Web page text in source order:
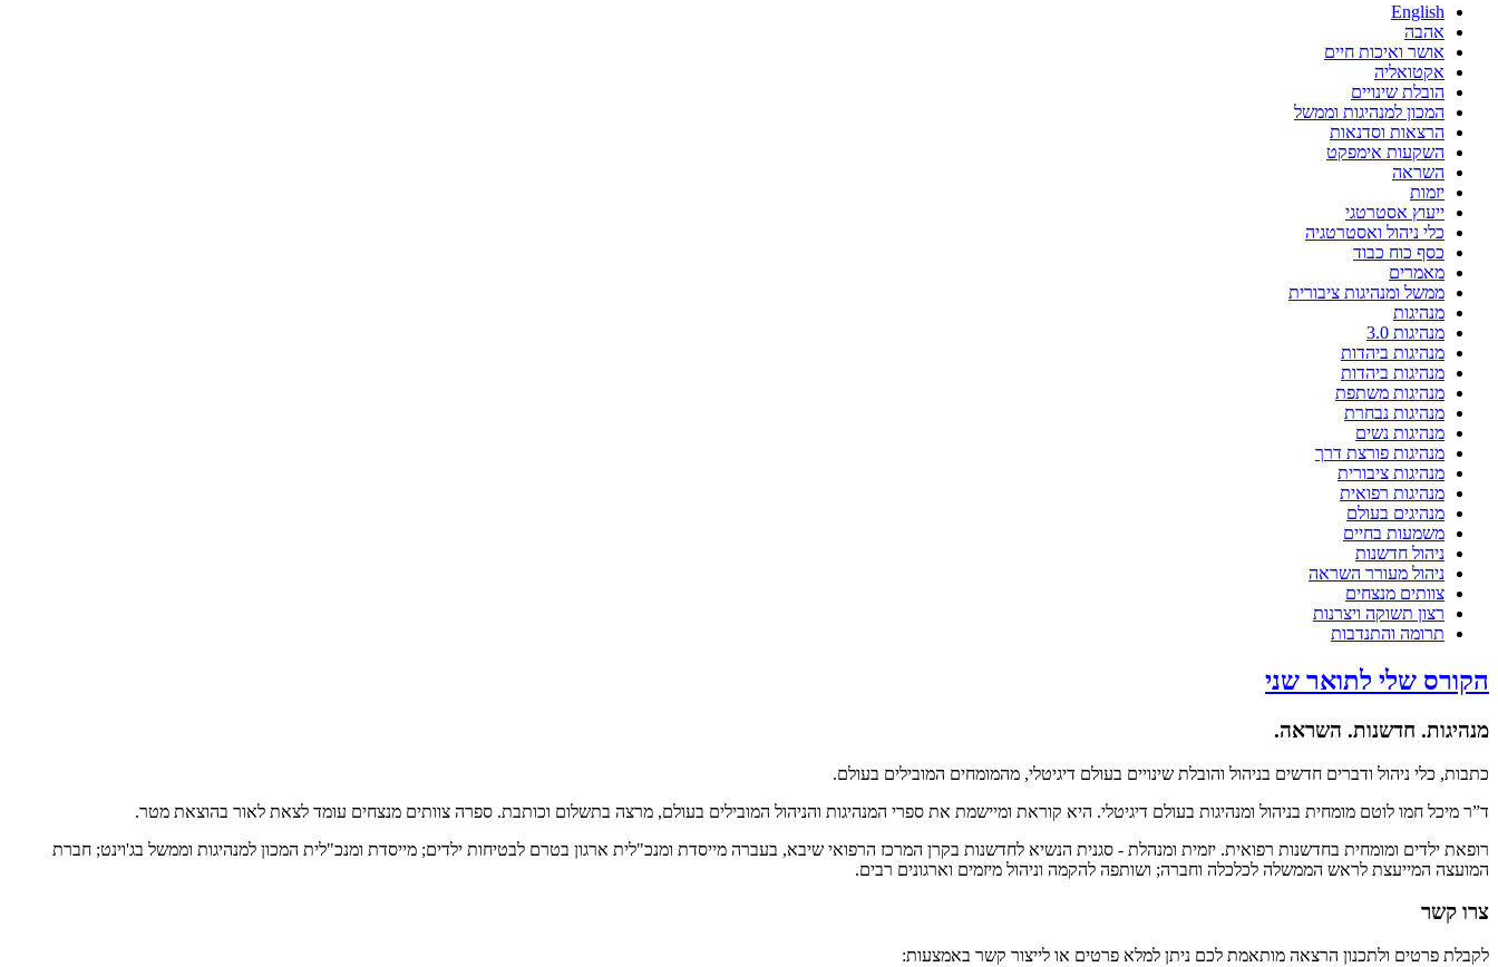
English
אהבה
אושר ואיכות חיים
אקטואליה
הובלת שינויים
המכון למנהיגות וממשל
הרצאות וסדנאות
השקעות אימפקט
השראה
יזמות
ייעוץ אסטרטגי
כלי ניהול ואסטרטגיה
כסף כוח כבוד
מאמרים
ממשל ומנהיגות ציבורית
מנהיגות
מנהיגות 3.0
מנהיגות ביהדות
מנהיגות ביהדות
מנהיגות משתפת
מנהיגות נבחרת
מנהיגות נשים
מנהיגות פורצת דרך
מנהיגות ציבורית
מנהיגות רפואית
מנהיגים בעולם
משמעות בחיים
ניהול חדשנות
ניהול מעורר השראה
צוותים מנצחים
רצון תשוקה ויצרנות
תרומה והתנדבות
הקורס שלי לתואר שני
מנהיגות. חדשנות. השראה.
כתבות, כלי ניהול ודברים חדשים בניהול והובלת שינויים בעולם דיגיטלי, מהמומחים המובילים בעולם.
ד”ר מיכל חמו לוטם מומחית בניהול ומנהיגות בעולם דיגיטלי. היא קוראת ומיישמת את ספרי המנהיגות והניהול המובילים בעולם, מרצה בתשלום וכותבת. ספרה צוותים מנצחים עומד לצאת לאור בהוצאת מטר.
רופאת ילדים ומומחית בחדשנות רפואית. יזמית ומנהלת - סגנית הנשיא לחדשנות בקרן המרכז הרפואי שיבא, בעברה מייסדת ומנכ"לית ארגון בטרם לבטיחות ילדים; מייסדת ומנכ"לית המכון למנהיגות וממשל בג'וינט; חברת
המועצה המייעצת לראש הממשלה לכלכלה וחברה; ושותפה להקמה וניהול מיזמים וארגונים רבים.
צרו קשר
לקבלת פרטים ולתכנון הרצאה מותאמת לכם ניתן למלא פרטים או לייצור קשר באמצעות: